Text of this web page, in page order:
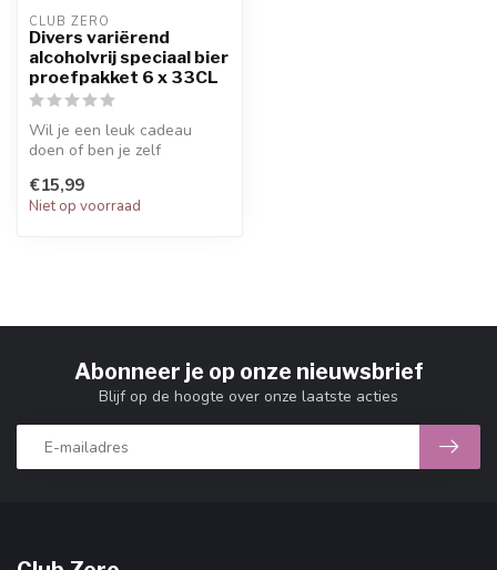
CLUB ZERO
Divers variërend
alcoholvrij speciaal bier
proefpakket 6 x 33CL
Wil je een leuk cadeau
doen of ben je zelf
verschillende soorten a...
€15,99
Niet op voorraad
Abonneer je op onze nieuwsbrief
Blijf op de hoogte over onze laatste acties